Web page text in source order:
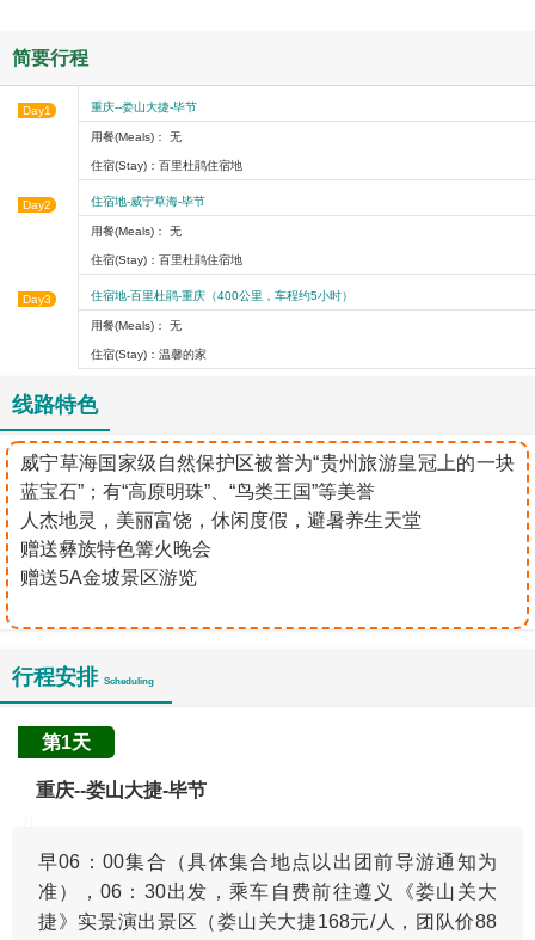
简要行程
Day1 重庆--娄山大捷-毕节
用餐(Meals)： 无
住宿(Stay)：百里杜鹃住宿地
Day2 住宿地-威宁草海-毕节
用餐(Meals)： 无
住宿(Stay)：百里杜鹃住宿地
Day3 住宿地-百里杜鹃-重庆（400公里，车程约5小时）
用餐(Meals)： 无
住宿(Stay)：温馨的家
线路特色
威宁草海国家级自然保护区被誉为“贵州旅游皇冠上的一块
蓝宝石”；有“高原明珠”、“鸟类王国”等美誉
人杰地灵，美丽富饶，休闲度假，避暑养生天堂
赠送彝族特色篝火晚会
赠送5A金坡景区游览
行程安排 Scheduling
第1天
重庆--娄山大捷-毕节
早06：00集合（具体集合地点以出团前导游通知为
准），06：30出发，乘车自费前往遵义《娄山关大
捷》实景演出景区（娄山关大捷168元/人，团队价88